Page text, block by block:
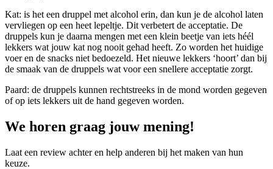
Kat: is het een druppel met alcohol erin, dan kun je de alcohol laten
vervliegen op een heet lepeltje. Dit verbetert de acceptatie. De
druppels kun je daarna mengen met een klein beetje van iets héél
lekkers wat jouw kat nog nooit gehad heeft. Zo worden het huidige
voer en de snacks niet bedoezeld. Het nieuwe lekkers ‘hoort’ dan bij
de smaak van de druppels wat voor een snellere acceptatie zorgt.
Paard: de druppels kunnen rechtstreeks in de mond worden gegeven
of op iets lekkers uit de hand gegeven worden.
We horen graag jouw mening!
Laat een review achter en help anderen bij het maken van hun
keuze.